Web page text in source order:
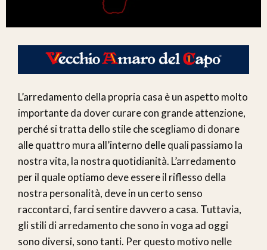
L’arredamento della propria casa è un aspetto molto
importante da dover curare con grande attenzione,
perché si tratta dello stile che scegliamo di donare
alle quattro mura all’interno delle quali passiamo la
nostra vita, la nostra quotidianità. L’arredamento
per il quale optiamo deve essere il riflesso della
nostra personalità, deve in un certo senso
raccontarci, farci sentire davvero a casa. Tuttavia,
gli stili di arredamento che sono in voga ad oggi
sono diversi, sono tanti. Per questo motivo nelle